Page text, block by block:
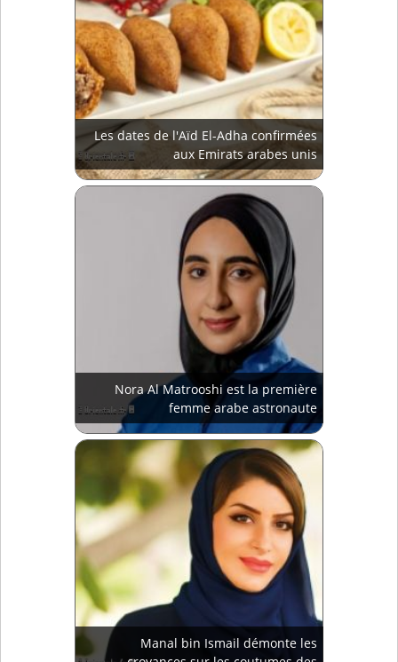
Les dates de l'Aïd El-Adha confirmées
aux Emirats arabes unis
Nora Al Matrooshi est la première
femme arabe astronaute
Manal bin Ismail démonte les